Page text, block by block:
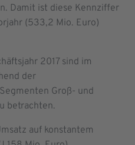
Damit ist diese Kennziffer
(533,2 Mio. Euro)
2017 sind im
der
Groß- und
betrachten.
auf konstantem